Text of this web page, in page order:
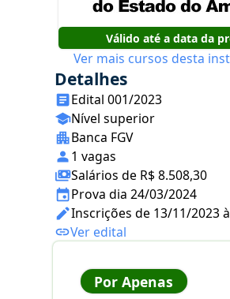
Válido até a data da
Ver mais cursos desta
Detalhes
Edital 001/2023
Nível superior
Banca FGV
1 vagas
Salários de R$ 8.508,30
Prova dia 24/03/2024
Inscrições de 13/11/2023
Ver edital
Por Apenas